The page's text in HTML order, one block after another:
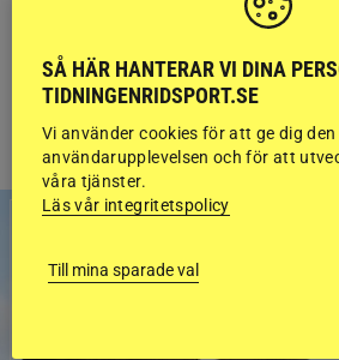
PONNYPAPPAN
Ponnypappan: Kärlek från första gnägget
SÅ HÄR HANTERAR VI DINA
TIDNINGENRIDSPORT.SE
Vi använder cookies för att ge dig
användarupplevelsen och för att
våra tjänster.
Läs vår integritetspolicy
Till mina sparade val